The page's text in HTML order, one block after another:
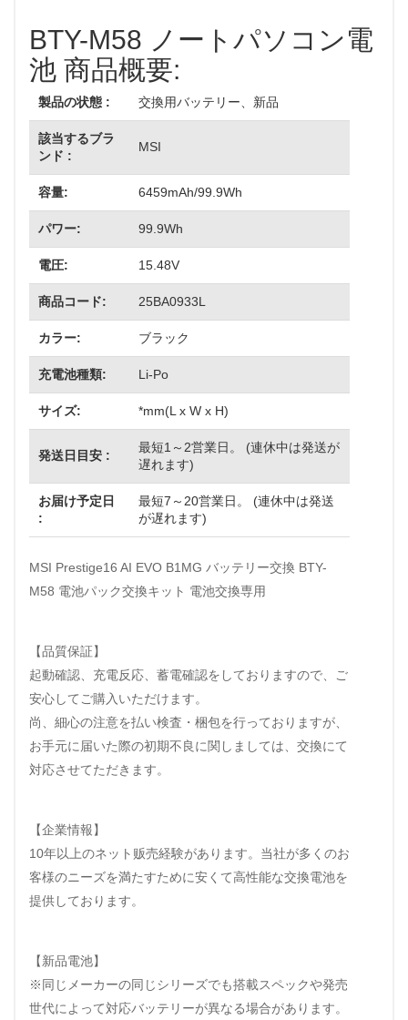
BTY-M58 ノートパソコン電
池 商品概要:
製品の状態 : 交換用バッテリー、新品
該当するブラ
ンド :
MSI
容量: 6459mAh/99.9Wh
パワー: 99.9Wh
電圧: 15.48V
商品コード: 25BA0933L
カラー: ブラック
充電池種類: Li-Po
サイズ: *mm(L x W x H)
発送日目安 :
最短1～2営業日。 (連休中は発送が
遅れます)
お届け予定日
:
最短7～20営業日。 (連休中は発送
が遅れます)
MSI Prestige16 AI EVO B1MG バッテリー交換 BTY-
M58 電池パック交換キット 電池交換専用
【品質保証】
起動確認、充電反応、蓄電確認をしておりますので、ご
安心してご購入いただけます。
尚、細心の注意を払い検査・梱包を行っておりますが、
お手元に届いた際の初期不良に関しましては、交換にて
対応させてただきます。
【企業情報】
10年以上のネット贩売経験があります。当社が多くのお
客様のニーズを満たすために安くて高性能な交換電池を
提供しております。
【新品電池】
※同じメーカーの同じシリーズでも搭載スペックや発売
世代によって対応バッテリーが異なる場合があります。